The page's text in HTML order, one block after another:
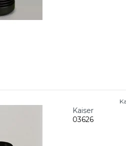
Kaiser
03626